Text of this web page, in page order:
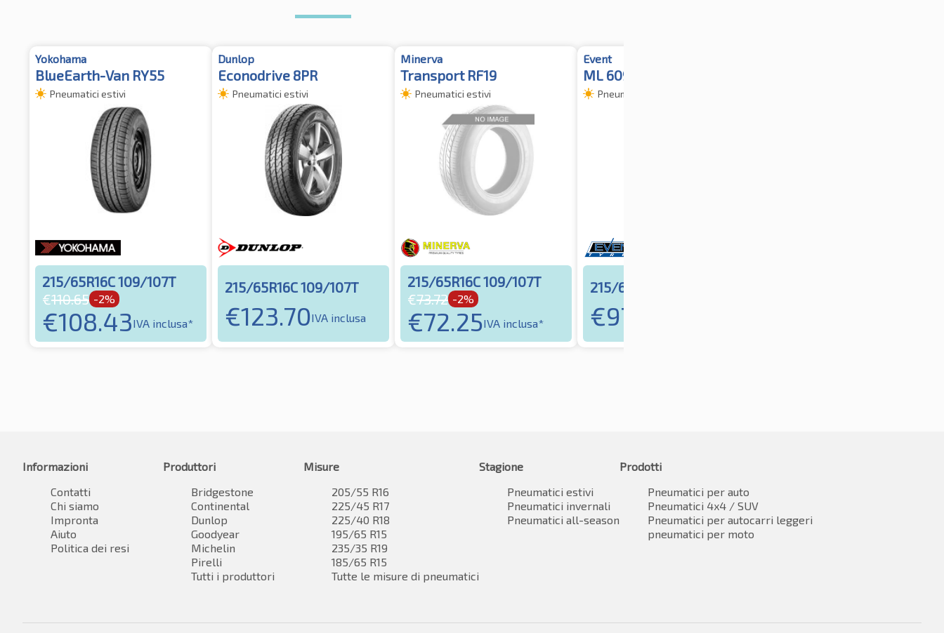
Yokohama
BlueEarth-Van RY55
Pneumatici estivi
215/65R16C 109/107T
€110.65 -2%
€108.43IVA inclusa*
Dunlop
Econodrive 8PR
Pneumatici estivi
215/65R16C 109/107T
€123.70IVA inclusa
Minerva
Transport RF19
Pneumatici estivi
215/65R16C 109/107T
€73.72 -2%
€72.25IVA inclusa*
Event
ML 609 8PR
Pneumatici estivi
215/65R16C 109/107T
€97.80
Informazioni
Contatti
Chi siamo
Impronta
Aiuto
Politica dei resi
Produttori
Bridgestone
Continental
Dunlop
Goodyear
Michelin
Pirelli
Tutti i produttori
Misure
205/55 R16
225/45 R17
225/40 R18
195/65 R15
235/35 R19
185/65 R15
Tutte le misure di pneumatici
Stagione
Pneumatici estivi
Pneumatici invernali
Pneumatici all-season
Prodotti
Pneumatici per auto
Pneumatici 4x4 / SUV
Pneumatici per autocarri leggeri
pneumatici per moto